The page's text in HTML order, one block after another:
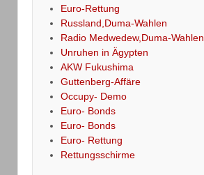
Euro-Rettung
Russland,Duma-Wahlen
Radio Medwedew,Duma-Wahlen
Unruhen in Ägypten
AKW Fukushima
Guttenberg-Affäre
Occupy- Demo
Euro- Bonds
Euro- Bonds
Euro- Rettung
Rettungsschirme